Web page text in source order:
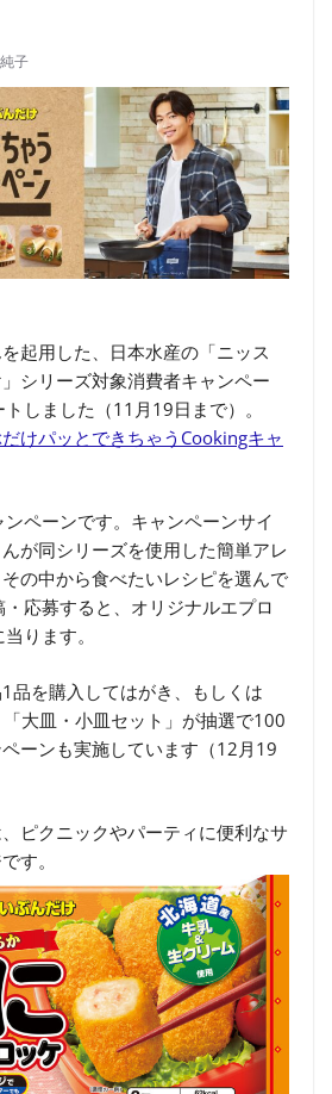
子
起用した、日本水産の「ニッス
シリーズ対象消費者キャンペー
しました（11月19日まで）。
けパッとできちゃうCookingキャ
ペーンです。キャンペーンサイ
が同シリーズを使用した簡単アレ
の中から食べたいレシピを選んで
応募すると、オリジナルエプロ
ります。
品を購入してはがき、もしくは
大皿・小皿セット」が抽選で100
ーンも実施しています（12月19
ピクニックやパーティに便利なサ
す。